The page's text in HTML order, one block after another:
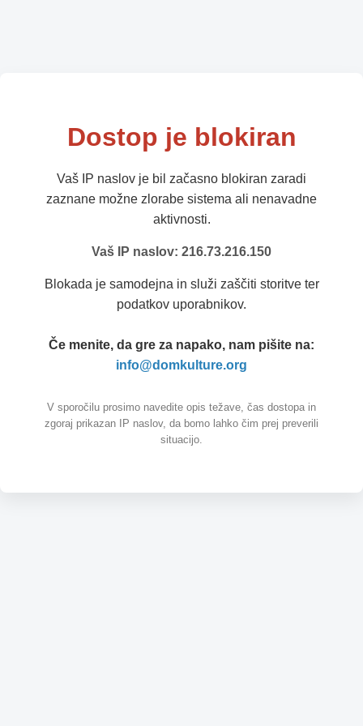
Dostop je blokiran
Vaš IP naslov je bil začasno blokiran zaradi
zaznane možne zlorabe sistema ali nenavadne
aktivnosti.
Vaš IP naslov: 216.73.216.150
Blokada je samodejna in služi zaščiti storitve ter
podatkov uporabnikov.
Če menite, da gre za napako, nam pišite na:
info@domkulture.org
V sporočilu prosimo navedite opis težave, čas dostopa in
zgoraj prikazan IP naslov, da bomo lahko čim prej preverili
situacijo.